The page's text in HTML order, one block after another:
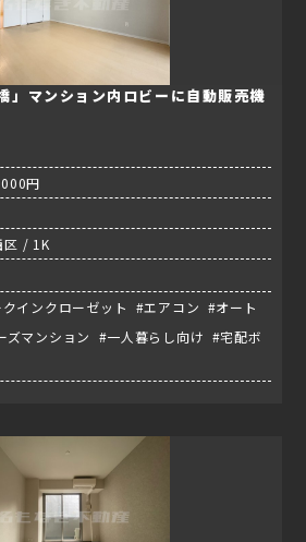
」マンション内ロビーに自動販売機
円
区 / 1K
インクローゼット #エアコン #オート
ズマンション #一人暮らし向け #宅配ボ